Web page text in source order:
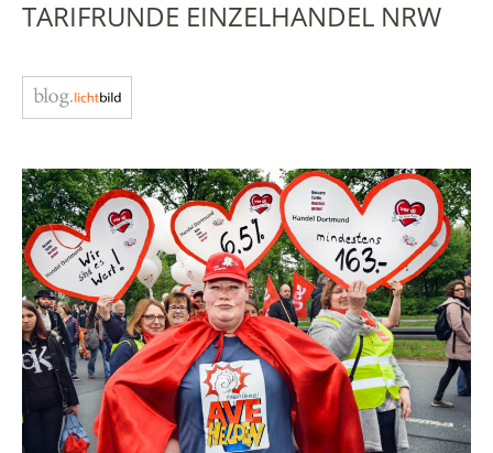
TARIFRUNDE EINZELHANDEL NRW